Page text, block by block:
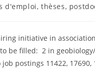
d'emploi, thèses,
initiative in
be filled: 2 in
postings 11422, 17690,